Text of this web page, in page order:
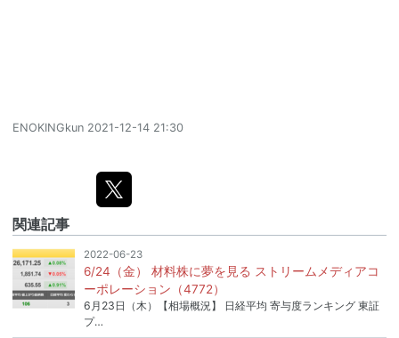
ENOKINGkun 2021-12-14 21:30
関連記事
2022-06-23
6/24（金） 材料株に夢を見る ストリームメディアコ
ーポレーション（4772）
6月23日（木）【相場概況】 日経平均 寄与度ランキング 東証
プ…